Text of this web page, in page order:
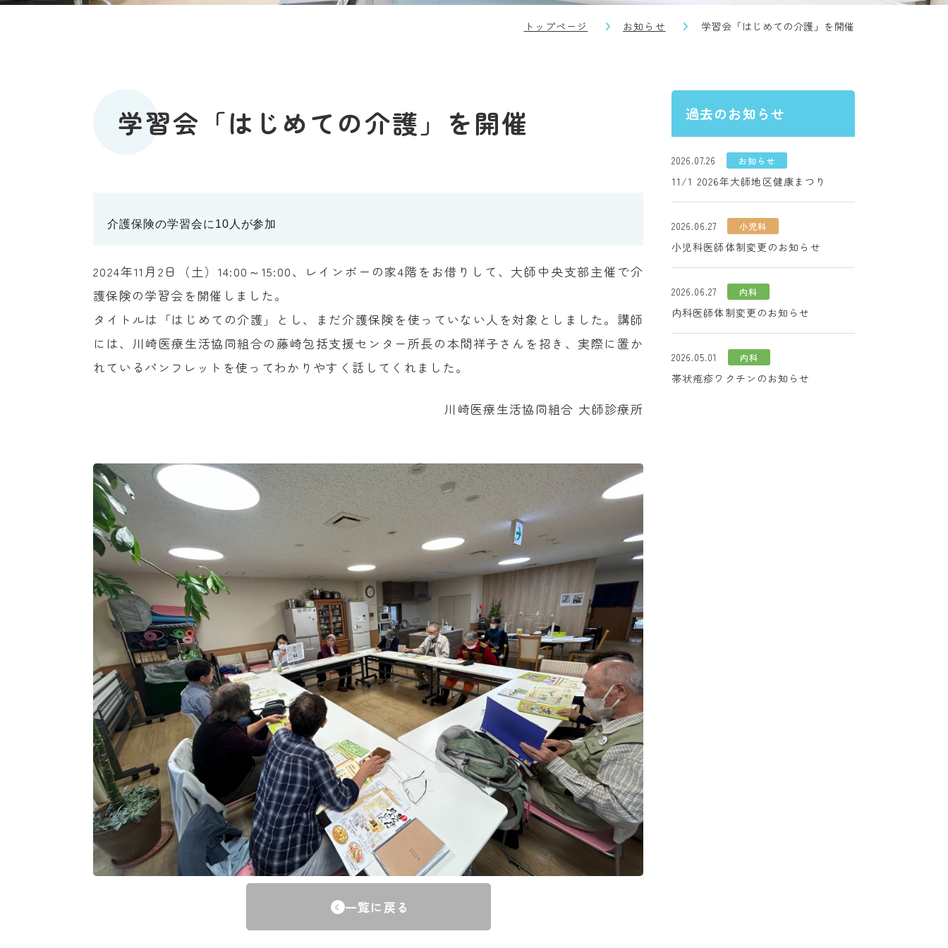
トップページ お知らせ 学習会「はじめての介護」を開催
学習会「はじめての介護」を開催
介護保険の学習会に10人が参加
2024年11月2日（土）14:00～15:00、レインボーの家4階をお借りして、大師中央支部主催で介
護保険の学習会を開催しました。
タイトルは「はじめての介護」とし、まだ介護保険を使っていない人を対象としました。講師
には、川崎医療生活協同組合の藤崎包括支援センター所長の本間祥子さんを招き、実際に置か
れているパンフレットを使ってわかりやすく話してくれました。
川崎医療生活協同組合 大師診療所
一覧に戻る
過去のお知らせ
2026.07.26 お知らせ
11/1 2026年大師地区健康まつり
2026.06.27 小児科
小児科医師体制変更のお知らせ
2026.06.27 内科
内科医師体制変更のお知らせ
2026.05.01 内科
帯状疱疹ワクチンのお知らせ